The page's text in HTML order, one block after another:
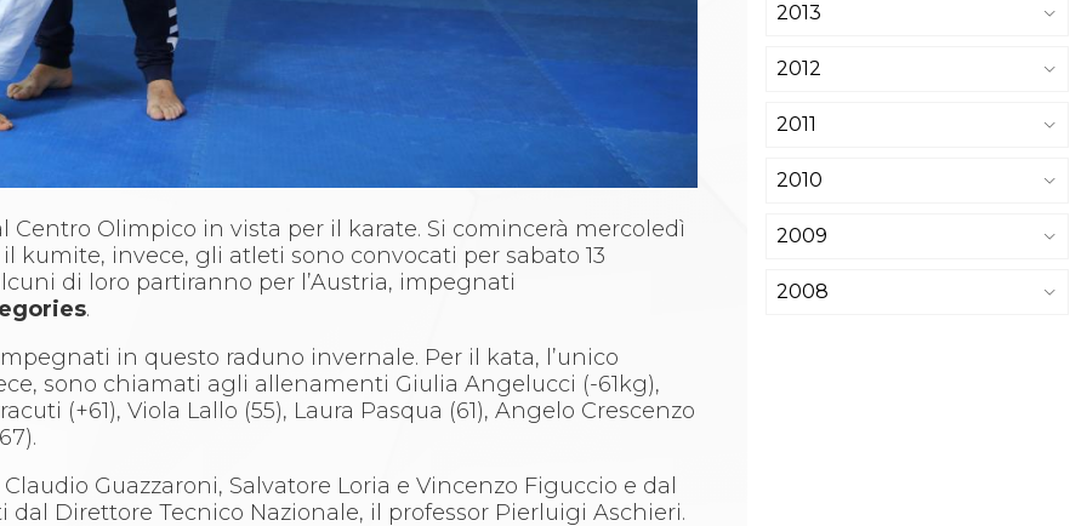
Centro Olimpico in vista per il karate. Si comincerà mercoledì
kumite, invece, gli atleti sono convocati per sabato 13
di loro partiranno per l’Austria, impegnati
.
in questo raduno invernale. Per il kata, l’unico
sono chiamati agli allenamenti Giulia Angelucci (-61kg),
(+61), Viola Lallo (55), Laura Pasqua (61), Angelo Crescenzo
Guazzaroni, Salvatore Loria e Vincenzo Figuccio e dal
Direttore Tecnico Nazionale, il professor Pierluigi Aschieri.
2013
2012
2011
2010
2009
2008